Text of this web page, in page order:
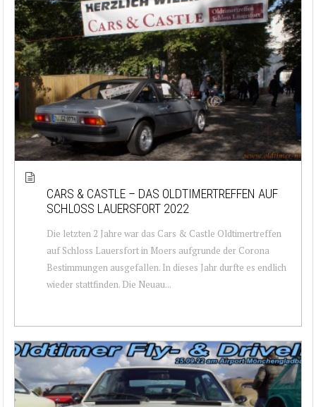
CARS & CASTLE – DAS OLDTIMERTREFFEN AUF
SCHLOSS LAUERSFORT 2022
Die letzten 2 Jahre war das Cars & Castle Oldtimertreffen
auf Schloss Lauersfort in Moers aufgrunde der Corona
Bestimmungen ausgefallen. In dieses Jahr durfte es endlich
wieder stattfinden. Die Neuau...